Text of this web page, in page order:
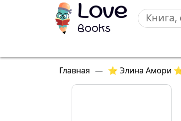
Главная — ⭐ Элина Амори